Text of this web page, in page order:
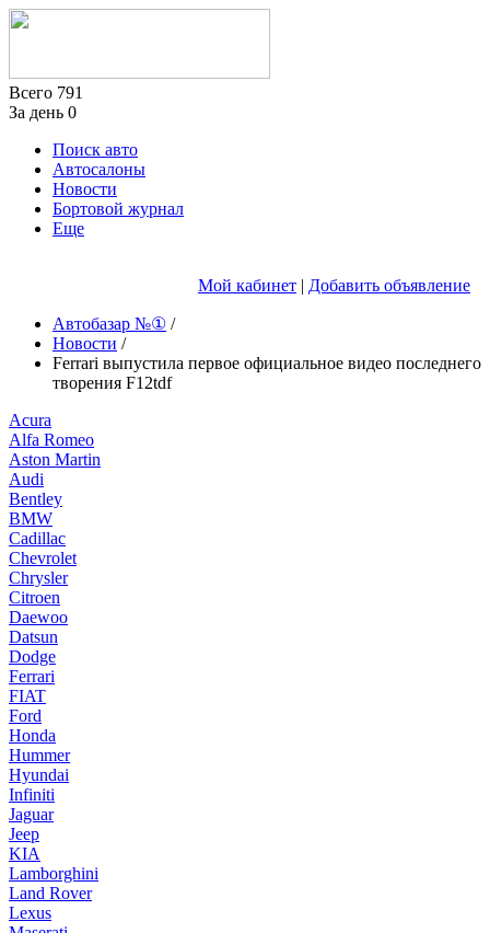
Всего 791
За день 0
Поиск авто
Автосалоны
Новости
Бортовой журнал
Еще
Мой кабинет | Добавить объявление
Автобазар №① /
Новости /
Ferrari выпустила первое официальное видео последнего
творения F12tdf
Acura
Alfa Romeo
Aston Martin
Audi
Bentley
BMW
Cadillac
Chevrolet
Chrysler
Citroen
Daewoo
Datsun
Dodge
Ferrari
FIAT
Ford
Honda
Hummer
Hyundai
Infiniti
Jaguar
Jeep
KIA
Lamborghini
Land Rover
Lexus